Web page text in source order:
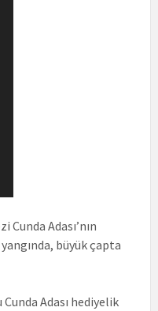
Cunda Adası’nın
büyük çapta
Adası hediyelik